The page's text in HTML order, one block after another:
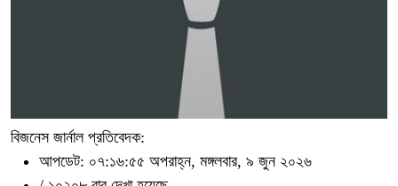
বিজনেস জার্নাল প্রতিবেদক:
আপডেট: ০৭:১৬:৫৫ অপরাহ্ন, মঙ্গলবার, ৯ জুন ২০২৬